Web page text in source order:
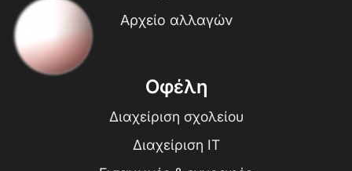
Αρχείο αλλαγών
Οφέλη
Διαχείριση σχολείου
Διαχείριση IT